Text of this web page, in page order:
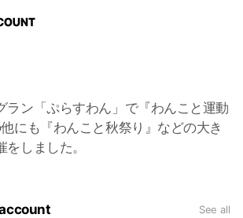
ラン「ぷらすわん」で『わんこと運動
にも『わんこと秋祭り』などの大き
しました。
See all